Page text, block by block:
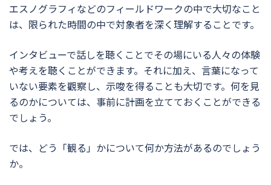
エスノグラフィなどのフィールドワークの中で大切なこと
は、限られた時間の中で対象者を深く理解することです。
インタビューで話しを聴くことでその場にいる人々の体験
や考えを聴くことができます。それに加え、言葉になって
いない要素を觀察し、示唆を得ることも大切です。何を見
るのかについては、事前に計画を立てておくことができる
でしょう。
では、どう「観る」かについて何か方法があるのでしょう
か。